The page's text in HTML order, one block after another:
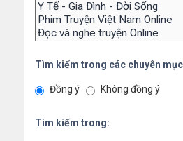
Tìm kiếm trong các chuyên
Đồng ý Không đồng ý
Tìm kiếm trong: